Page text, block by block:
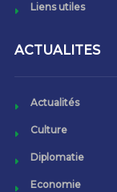
Liens utiles
ACTUALITES
Actualités
Culture
Diplomatie
Economie